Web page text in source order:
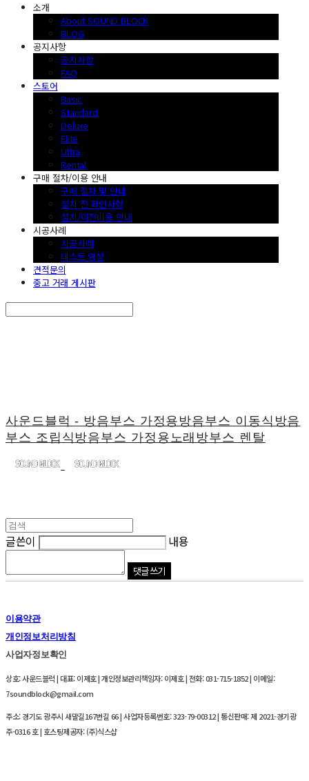
소개
About SOUND BLOCK
BLOG
공지사항
공지사항
FAQ
스토어
Basic
Standard
Deluxe
Elite
Ultra
Rental
구매 절차/이용 안내
구매 절차 및 안내
설치 전 확인사항
설치/이전비용 안내
시공사례
시공사례
테스트 영상
견적문의
중고 거래 게시판
사운드블럭 - 방음부스 가정용방음부스 이동식방음
부스 조립식방음부스 가정용노래방부스 렌탈
글쓴이 내용
댓글 쓰기
이용약관
개인정보처리방침
사업자정보확인
상호: 사운드블럭 | 대표: 이제호 | 개인정보관리책임자: 이제호 | 전화: 031-715-1852 | 이메일:
7soundblock@gmail.com
주소: 경기도 광주시 새말길167번길 66 | 사업자등록번호:323-79-00312| 통신판매:제 2021-경기광
주-0316 호| 호스팅제공자: (주)식스샵